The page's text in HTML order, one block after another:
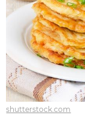
shutterstock.com